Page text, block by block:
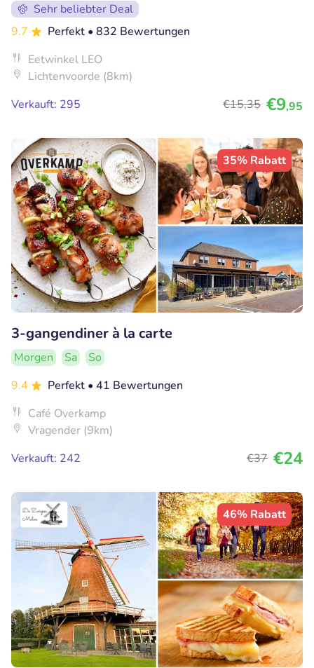
Sehr beliebter Deal
9.7
Perfekt • 832 Bewertungen
Eetwinkel LEO
Lichtenvoorde (8km)
Verkauft: 295
€15,35 €9,95
35% Rabatt
3-gangendiner à la carte
Morgen Sa
So
9.4
Perfekt • 41 Bewertungen
Café Overkamp
Vragender (9km)
Verkauft: 242
€37 €24
46% Rabatt